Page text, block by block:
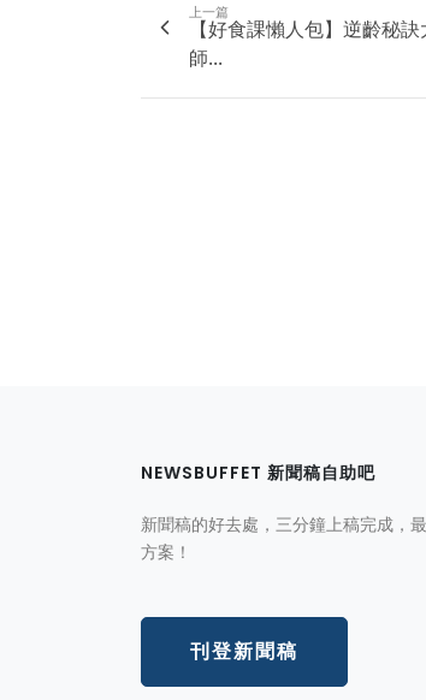
上一篇
【好食課懶人包】逆齡秘
師...
NEWSBUFFET 新聞稿自助吧
新聞稿的好去處，三分鐘上稿完成，
方案！
刊登新聞稿